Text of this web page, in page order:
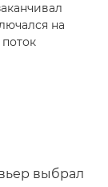
на
выбрал